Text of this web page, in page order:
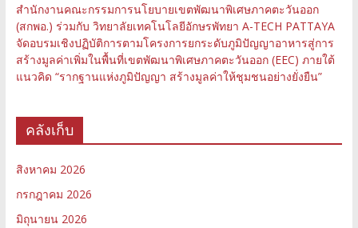
สำนักงานคณะกรรมการนโยบายเขตพัฒนาพิเศษภาคตะวันออก
(สกพอ.) ร่วมกับ วิทยาลัยเทคโนโลยีอักษรพัทยา A-TECH PATTAYA
จัดอบรมเชิงปฏิบัติการตามโครงการยกระดับภูมิปัญญาอาหารสู่การ
สร้างมูลค่าเพิ่มในพื้นที่เขตพัฒนาพิเศษภาคตะวันออก (EEC) ภายใต้
แนวคิด “รากฐานแห่งภูมิปัญญา สร้างมูลค่าให้ชุมชนอย่างยั่งยืน”
คลังเก็บ
สิงหาคม 2026
กรกฎาคม 2026
มิถุนายน 2026